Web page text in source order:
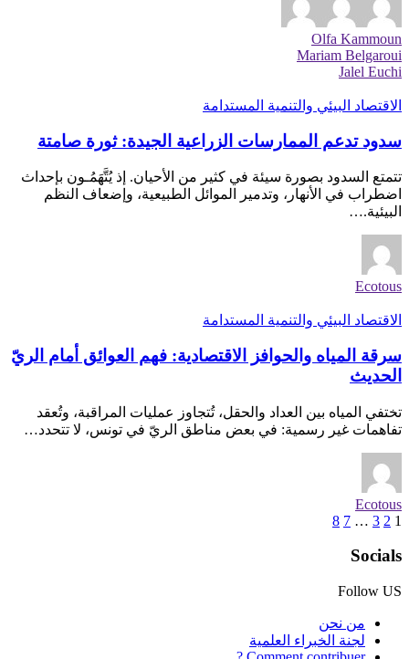
Olfa Kammoun
Mariam Belgaroui
Jalel Euchi
الاقتصاد البيئي والتنمية المستدامة
سدود تدعم الممارسات الزراعية الجيدة: ثورة صامتة
تتمتع السدود بصورة سيئة في كثير من الأحيان. إذ يُتَّهَمُـون بإحداث
اضطراب في الأنهار، وتدمير الموائل الطبيعية، وإضعاف النظم
البيئية.…
Ecotous
الاقتصاد البيئي والتنمية المستدامة
سرقة المياه والحوافز الاقتصادية: فهم العوائق أمام الريّ
الحديث
تختفي المياه بين العداد والحقل، تُتجاوز عمليات المراقبة، وتُعقد
تفاهمات غير رسمية: في بعض مناطق الريّ في تونس، لا تتحدد…
Ecotous
1
2
3
…
7
8
Socials
Follow US
من نحن
لجنة الخبراء العلمية